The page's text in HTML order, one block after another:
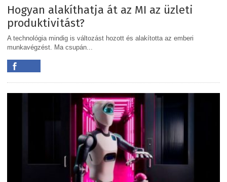
Hogyan alakíthatja át az MI az üzleti
produktivitást?
A technológia mindig is változást hozott és alakította az emberi
munkavégzést. Ma csupán...